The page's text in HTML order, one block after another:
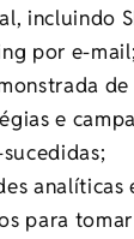
incluindo
por e-
e
analíticas
para